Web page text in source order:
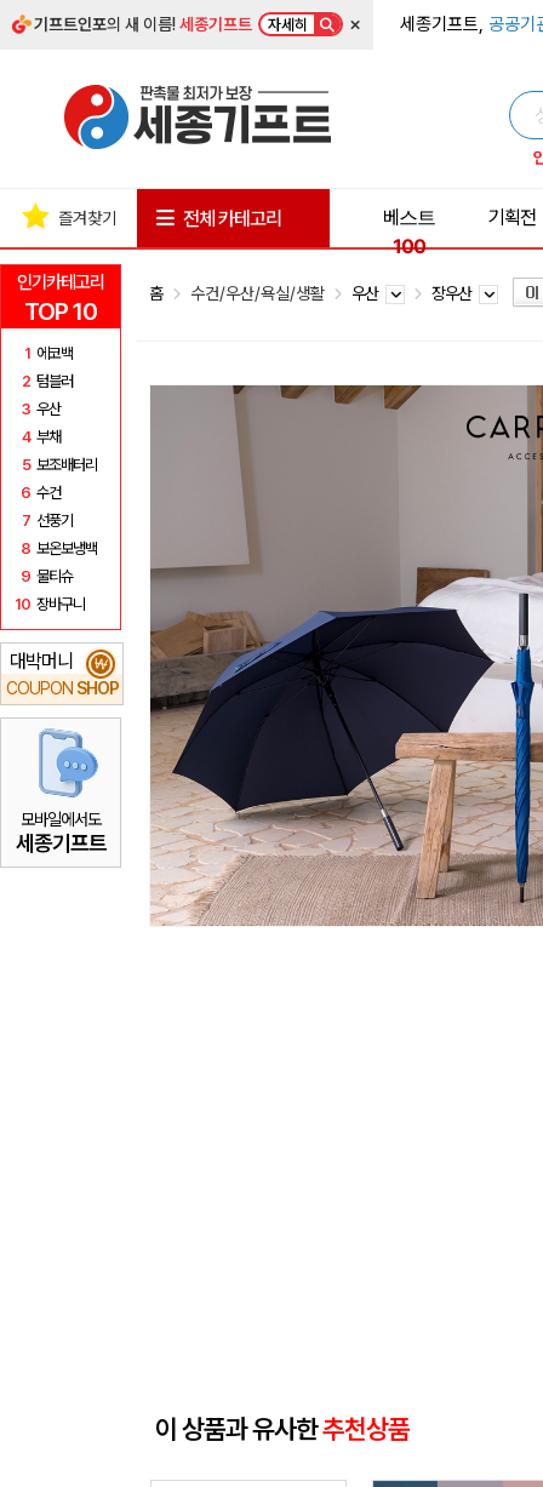
기프트인포의 새 이름!세종기프트 자세히 × 세종기프트, 공공기
인기카테고리
TOP 10
1 에코백
2 텀블러
3 우산
4 부채
5 보조배터리
6 수건
7 선풍기
8 보온보냉백
9 물티슈
10 장바구니
대박머니
COUPON SHOP
₩
모바일에서도
세종기프트
즐겨찾기 전체 카테고리
베스트
100
기획전
홈 수건/우산/욕실/생활 우산 장우산
이 상품과 유사한추천상품